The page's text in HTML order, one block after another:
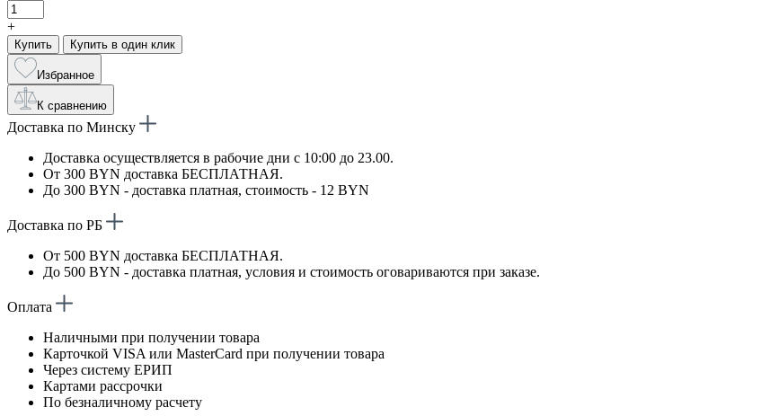
+
Купить Купить в один клик
Избранное
К сравнению
Доставка по Минску
Доставка осуществляется в рабочие дни с 10:00 до 23.00.
От 300 BYN доставка БЕСПЛАТНАЯ.
До 300 BYN - доставка платная, стоимость - 12 BYN
Доставка по РБ
От 500 BYN доставка БЕСПЛАТНАЯ.
До 500 BYN - доставка платная, условия и стоимость оговариваются при заказе.
Оплата
Наличными при получении товара
Карточкой VISA или MasterCard при получении товара
Через систему ЕРИП
Картами рассрочки
По безналичному расчету